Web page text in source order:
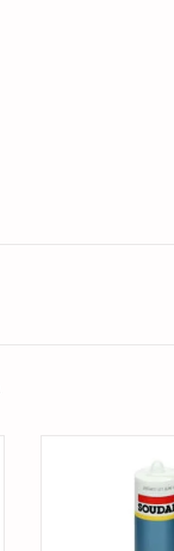
TOEVOEGEN AAN